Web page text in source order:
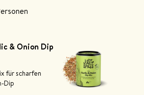
& Onion Dip
für scharfen
Dip